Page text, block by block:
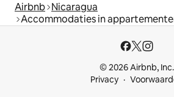
Airbnb Nicaragua
Accommodaties in
© 2026 Airbnb, Inc.
Privacy